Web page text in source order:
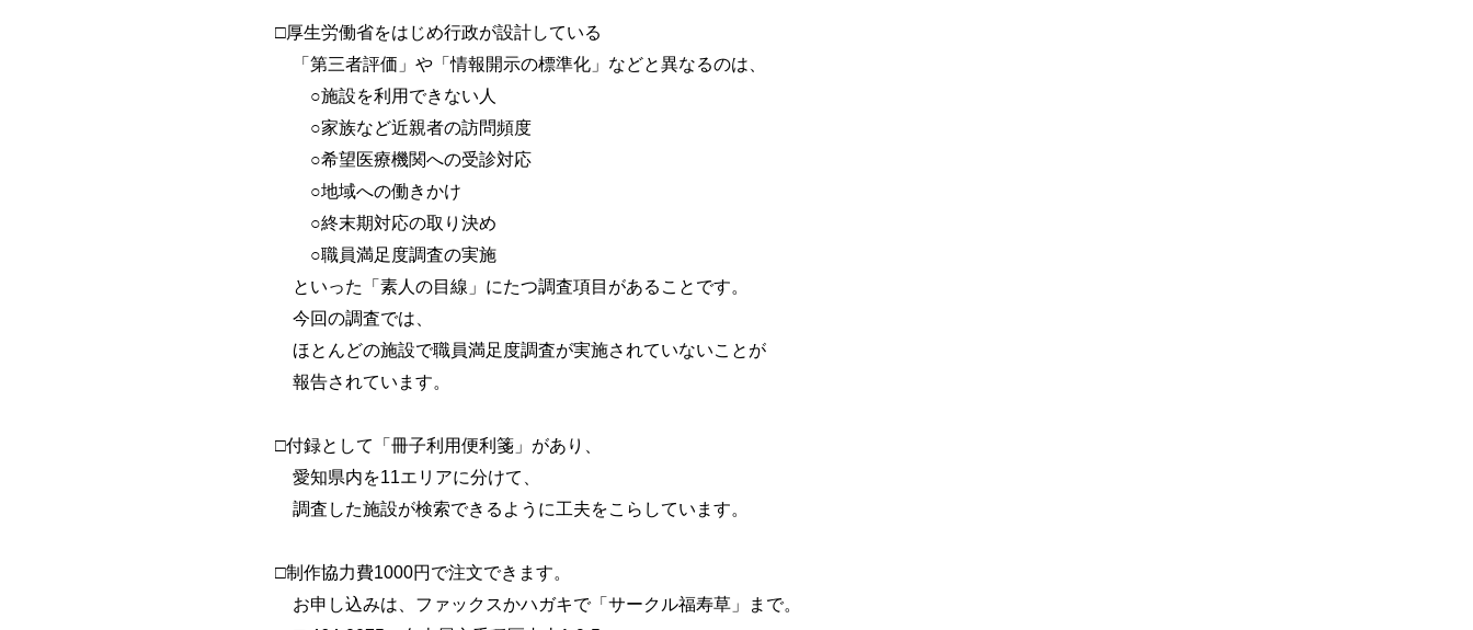
□厚生労働省をはじめ行政が設計している
「第三者評価」や「情報開示の標準化」などと異なるのは、
○施設を利用できない人
○家族など近親者の訪問頻度
○希望医療機関への受診対応
○地域への働きかけ
○終末期対応の取り決め
○職員満足度調査の実施
といった「素人の目線」にたつ調査項目があることです。
今回の調査では、
ほとんどの施設で職員満足度調査が実施されていないことが
報告されています。
□付録として「冊子利用便利箋」があり、
愛知県内を11エリアに分けて、
調査した施設が検索できるように工夫をこらしています。
□制作協力費1000円で注文できます。
お申し込みは、ファックスかハガキで「サークル福寿草」まで。